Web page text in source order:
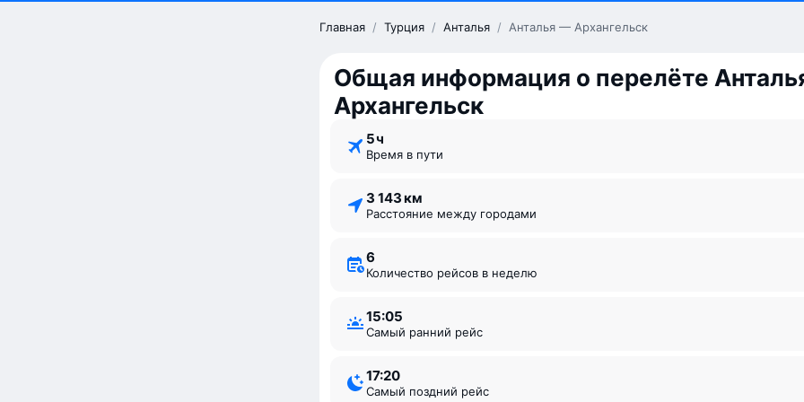
Главная / Турция / Анталья / Анталья — Архангельск
Общая информация о перелёте
Архангельск
5 ⁠ч
Время в пути
3 143 км
Расстояние между городами
6
Количество рейсов в неделю
15:05
Самый ранний рейс
17:20
Самый поздний рейс